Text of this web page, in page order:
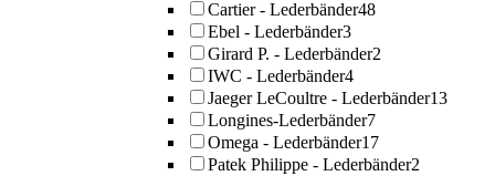
Cartier - Lederbänder48
Ebel - Lederbänder3
Girard P. - Lederbänder2
IWC - Lederbänder4
Jaeger LeCoultre - Lederbänder13
Longines-Lederbänder7
Omega - Lederbänder17
Patek Philippe - Lederbänder2